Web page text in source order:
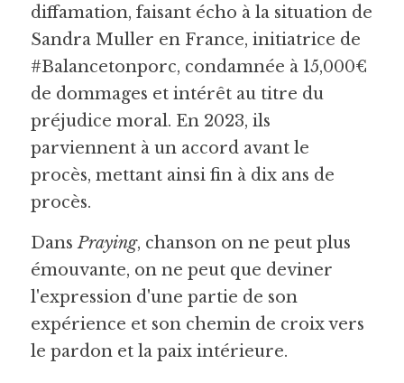
diffamation, faisant écho à la situation de
Sandra Muller en France, initiatrice de
#Balancetonporc, condamnée à 15,000€
de dommages et intérêt au titre du
préjudice moral. En 2023, ils
parviennent à un accord avant le
procès, mettant ainsi fin à dix ans de
procès.
Dans Praying, chanson on ne peut plus
émouvante, on ne peut que deviner
l'expression d'une partie de son
expérience et son chemin de croix vers
le pardon et la paix intérieure.